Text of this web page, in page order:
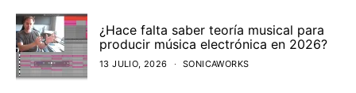
¿Hace falta saber teoría musical para
producir música electrónica en 2026?
13 JULIO, 2026 SONICAWORKS